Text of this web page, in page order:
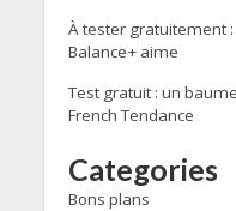
À tester gratuitement
Balance+ aime
Test gratuit : un
French Tendance
Categories
Bons plans